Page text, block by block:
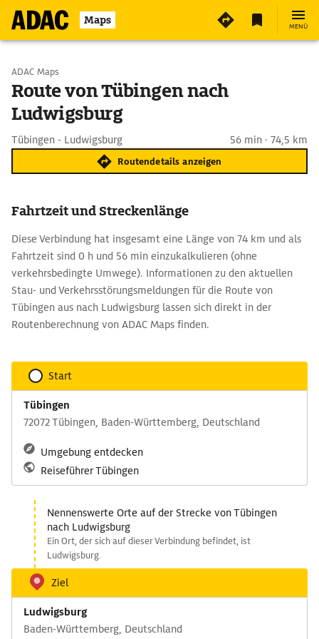
Maps MENÜ
Start wählen
Ziel eingeben
ADAC Maps
Route von Tübingen nach
Ludwigsburg
Tübingen - Ludwigsburg 56 min · 74,5 km
Routendetails anzeigen
Fahrtzeit und Streckenlänge
Diese Verbindung hat insgesamt eine Länge von 74 km und als
Fahrtzeit sind 0 h und 56 min einzukalkulieren (ohne
verkehrsbedingte Umwege). Informationen zu den aktuellen
Stau- und Verkehrsstörungsmeldungen für die Route von
Tübingen aus nach Ludwigsburg lassen sich direkt in der
Routenberechnung von ADAC Maps finden.
Start
Tübingen
72072 Tübingen, Baden-Württemberg, Deutschland
Umgebung entdecken
Reiseführer Tübingen
Nennenswerte Orte auf der Strecke von Tübingen
nach Ludwigsburg
Ein Ort, der sich auf dieser Verbindung befindet, ist
Ludwigsburg.
Ziel
Ludwigsburg
Baden-Württemberg, Deutschland